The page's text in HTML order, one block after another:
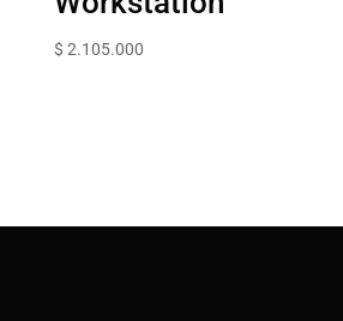
$ 2.105.000